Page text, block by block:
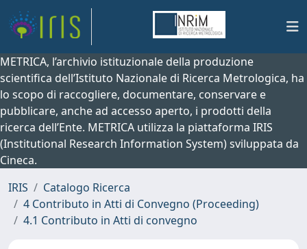
METRICA, l’archivio istituzionale della produzione
scientifica dell’Istituto Nazionale di Ricerca Metrologica, ha
lo scopo di raccogliere, documentare, conservare e
pubblicare, anche ad accesso aperto, i prodotti della
ricerca dell’Ente. METRICA utilizza la piattaforma IRIS
(Institutional Research Information System) sviluppata da
Cineca.
IRIS
Catalogo Ricerca
4 Contributo in Atti di Convegno (Proceeding)
4.1 Contributo in Atti di convegno